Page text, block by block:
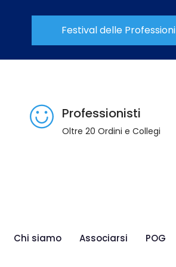
Festival delle Professioni
Professionisti
Oltre 20 Ordini e Collegi
Chi siamo Associarsi POG